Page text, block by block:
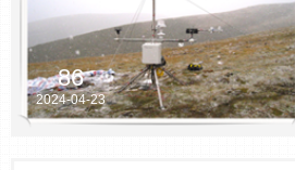
86
2024-04-23